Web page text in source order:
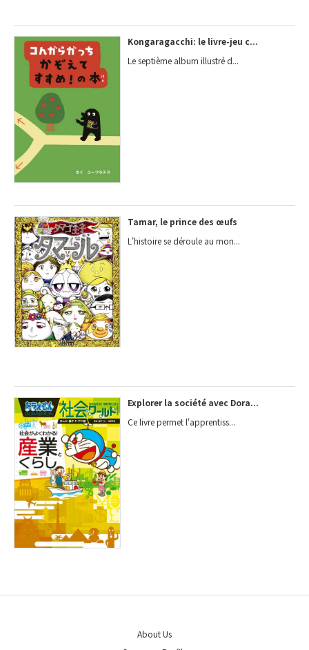
Kongaragacchi: le livre-jeu c...
Le septième album illustré d...
Tamar, le prince des œufs
L'histoire se déroule au mon...
Explorer la société avec Dora...
Ce livre permet l'apprentiss...
About Us